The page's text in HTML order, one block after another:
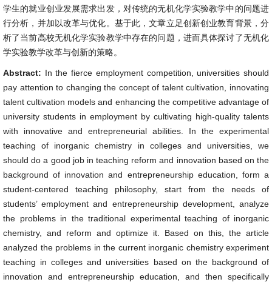
学生的就业创业发展需求出发，对传统的无机化学实验教学中的问题进
行分析，并加以改革与优化。基于此，文章立足创新创业教育背景，分
析了当前高校无机化学实验教学中存在的问题，进而具体探讨了无机化
学实验教学改革与创新的策略。
Abstract: In the fierce employment competition, universities should
pay attention to changing the concept of talent cultivation, innovating
talent cultivation models and enhancing the competitive advantage of
university students in employment by cultivating high-quality talents
with innovative and entrepreneurial abilities. In the experimental
teaching of inorganic chemistry in colleges and universities, we
should do a good job in teaching reform and innovation based on the
background of innovation and entrepreneurship education, form a
student-centered teaching philosophy, start from the needs of
students’ employment and entrepreneurship development, analyze
the problems in the traditional experimental teaching of inorganic
chemistry, and reform and optimize it. Based on this, the article
analyzed the problems in the current inorganic chemistry experiment
teaching in colleges and universities based on the background of
innovation and entrepreneurship education, and then specifically